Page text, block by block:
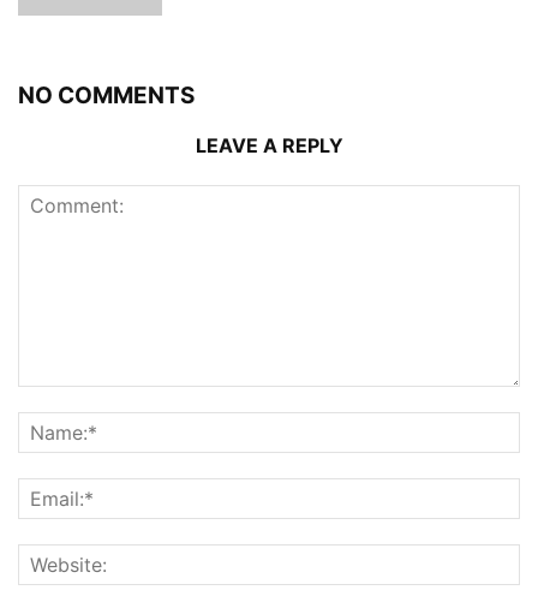
NO COMMENTS
LEAVE A REPLY